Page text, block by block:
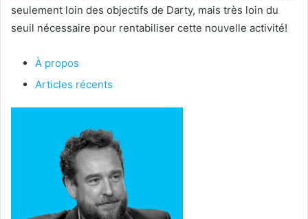
seulement loin des objectifs de Darty, mais très loin du
seuil nécessaire pour rentabiliser cette nouvelle activité!
À propos
Articles récents